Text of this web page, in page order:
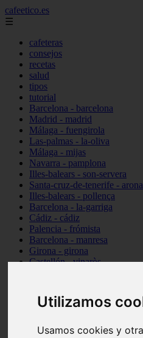
Utilizamos
Usamos cookies y
cafeetico.es
☰
cafeteras
consejos
recetas
salud
tipos
tutorial
Barcelona - barcelona
Madrid - madrid
Málaga - fuengirola
Las-palmas - la-oliva
Málaga - mijas
Navarra - pamplona
Illes-balears - son-servera
Santa-cruz-de-tenerife - arona
Illes-balears - pollença
Barcelona - la-garriga
Cádiz - cádiz
Palencia - frómista
Barcelona - manresa
Girona - girona
Castellón - vinaròs
Málaga - nerja
Girona - blanes
Málaga - marbella